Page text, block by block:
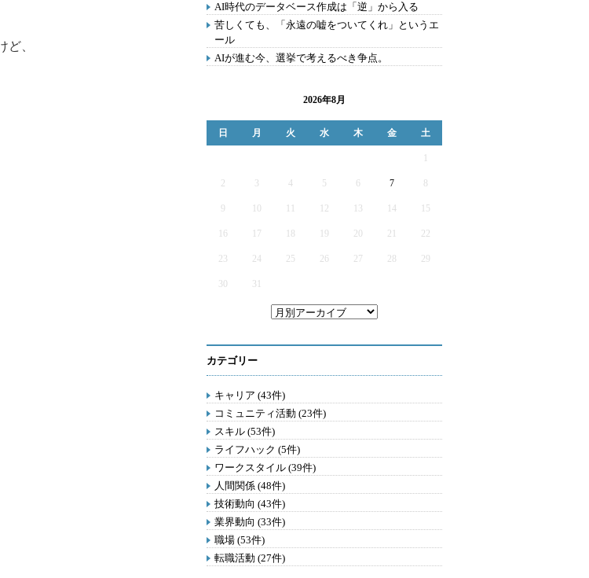
ど、
AI時代のデータベース作成は「逆」から入る
苦しくても、「永遠の嘘をついてくれ」というエ
ール
AIが進む今、選挙で考えるべき争点。
2026年8月
日 月 火 水 木 金 土
2 3 4 5 6 7
9 12 13 14 15
16 17 19 20 21 22
23 24 25 26 27 28 29
30 31
カテゴリー
キャリア (43件)
コミュニティ活動 (23件)
スキル (53件)
ライフハック (5件)
ワークスタイル (39件)
人間関係 (48件)
技術動向 (43件)
業界動向 (33件)
職場 (53件)
転職活動 (27件)